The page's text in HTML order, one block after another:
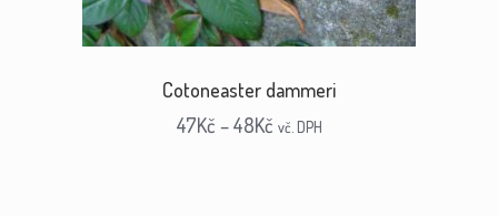
Cotoneaster dammeri
47Kč –48Kč vč. DPH